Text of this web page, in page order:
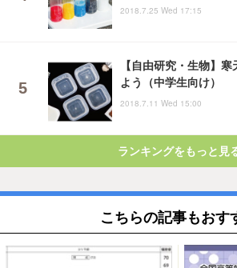
2018.7.25 Wed 17:15
【自由研究・生物】
よう（中学生向け）
2018.7.11 Wed 15:00
ランキングをもっと見
こちらの記事もおす